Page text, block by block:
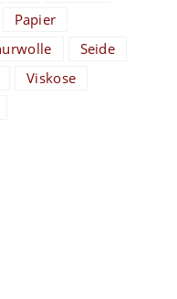
Papier
Seide
Viskose